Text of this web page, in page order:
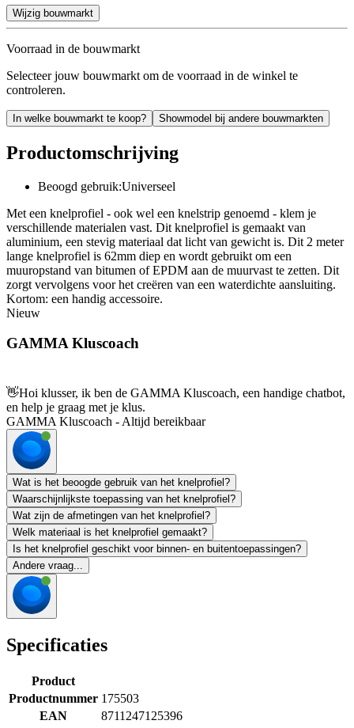
Wijzig bouwmarkt
Voorraad in de bouwmarkt
Selecteer jouw bouwmarkt om de voorraad in de winkel te
controleren.
In welke bouwmarkt te koop? Showmodel bij andere bouwmarkten
Productomschrijving
Beoogd gebruik:Universeel
Met een knelprofiel - ook wel een knelstrip genoemd - klem je
verschillende materialen vast. Dit knelprofiel is gemaakt van
aluminium, een stevig materiaal dat licht van gewicht is. Dit 2 meter
lange knelprofiel is 62mm diep en wordt gebruikt om een
muuropstand van bitumen of EPDM aan de muurvast te zetten. Dit
zorgt vervolgens voor het creëren van een waterdichte aansluiting.
Kortom: een handig accessoire.
Nieuw
GAMMA Kluscoach
👋Hoi klusser, ik ben de GAMMA Kluscoach, een handige chatbot,
en help je graag met je klus.
GAMMA Kluscoach - Altijd bereikbaar
Wat is het beoogde gebruik van het knelprofiel?
Waarschijnlijkste toepassing van het knelprofiel?
Wat zijn de afmetingen van het knelprofiel?
Welk materiaal is het knelprofiel gemaakt?
Is het knelprofiel geschikt voor binnen- en buitentoepassingen?
Andere vraag...
Specificaties
Product
Productnummer 175503
EAN
8711247125396